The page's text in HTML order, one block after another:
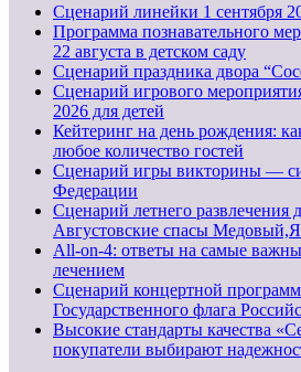
Cценарий линейки 1 сентября
Программа познавательного
22 августа в детском саду
Сценарий праздника двора
Сценарий игрового
2026 для детей
Кейтеринг на день рождения:
любое количество гостей
Сценарий игры викторины —
Федерации
Сценарий летнего развлечения
Августовские спасы
All-on-4: ответы на самые
лечением
Сценарий концертной
Государственного флага
Высокие стандарты качества
покупатели выбирают